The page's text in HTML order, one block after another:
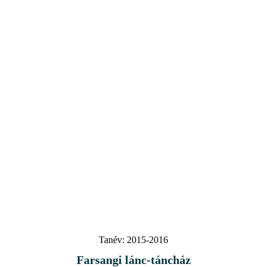
Tanév: 2015-2016
Farsangi lánc-táncház